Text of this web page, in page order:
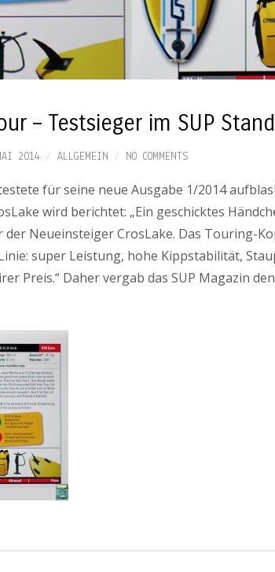
– Testsieger im SUP
2014 ALLGEMEIN NO COMMENTS
für seine neue Ausgabe 1/2014
wird berichtet: „Ein geschicktes
der Neueinsteiger CrosLake. Das Touring-
super Leistung, hohe Kippstabilität,
Preis.“ Daher vergab das SUP Magazin